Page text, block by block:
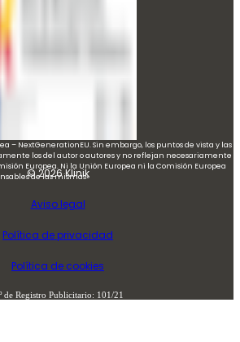
– NextGenerationEU. Sin embargo, los puntos de vista y las
los del autor o autores y no reflejan necesariamente
Europea. Ni la Unión Europea ni la Comisión Europea
de las mismas»
© 2026 Klinik
Aviso legal
Política de privacidad
Política de cookies
de Registro Publicitario: 101/21